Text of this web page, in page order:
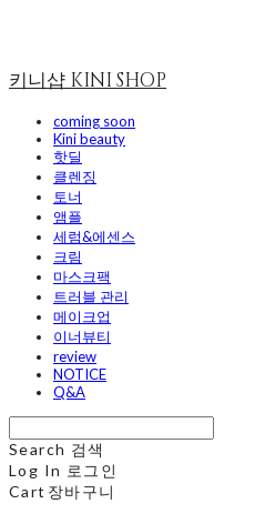
키니샵 KINI SHOP
coming soon
Kini beauty
핫딜
클렌징
토너
앰플
세럼&에센스
크림
마스크팩
트러블 관리
메이크업
이너뷰티
review
NOTICE
Q&A
Search 검색
Log In 로그인
Cart 장바구니